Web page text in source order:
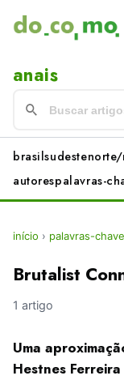
anais
brasilsudeste
autorespalavras-
início › palavras-chave
Brutalist
1 artigo
Uma
Hestnes